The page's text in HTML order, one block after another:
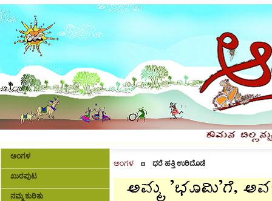
ಅಂಗಳ
ಖುರಪುಟ
ನಮ್ಮ ಕುರಿತು
ಅಂಗಳ ಧರೆ ಹತ್ತಿ ಉರಿದೊಡೆ